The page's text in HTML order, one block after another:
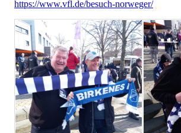
https://www.vfl.de/besuch-norweger/